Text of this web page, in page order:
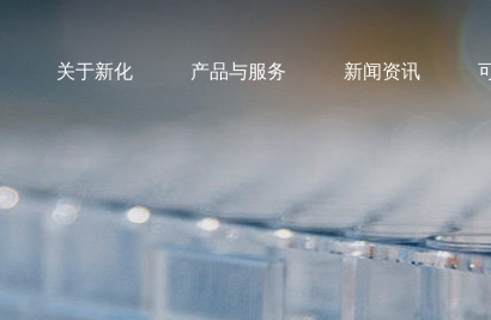
关于新化 产品与服务 新闻资讯